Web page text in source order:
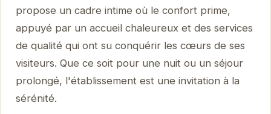
propose un cadre intime où le confort prime,
appuyé par un accueil chaleureux et des services
de qualité qui ont su conquérir les cœurs de ses
visiteurs. Que ce soit pour une nuit ou un séjour
prolongé, l'établissement est une invitation à la
sérénité.